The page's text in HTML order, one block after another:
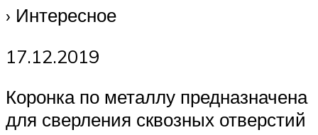
› Интересное
17.12.2019
Коронка по металлу предназначена
для сверления сквозных отверстий